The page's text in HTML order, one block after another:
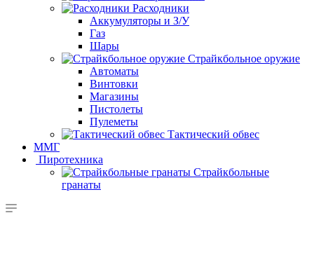
Расходники
Аккумуляторы и З/У
Газ
Шары
Страйкбольное оружие
Автоматы
Винтовки
Магазины
Пистолеты
Пулеметы
Тактический обвес
ММГ
Пиротехника
Страйкбольные
гранаты